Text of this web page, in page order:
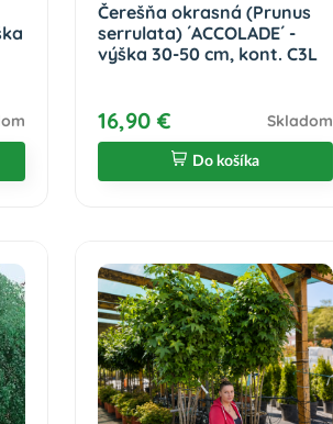
Čerešňa okrasná (Prunus
serrulata) ´ACCOLADE´ -
výška 30-50 cm, kont. C3L
16,90 € Skladom
Do košíka